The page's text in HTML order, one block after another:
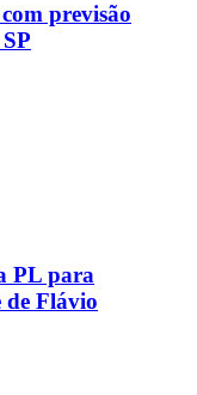
previsão
PL para
de Flávio